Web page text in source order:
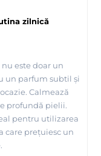
zilnică
nu este doar un
un parfum subtil și
Calmează
profundă pielii.
pentru utilizarea
care prețuiesc un